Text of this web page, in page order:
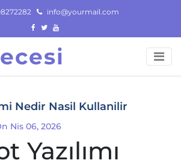
info@yourmail.com
Nedir Nasil Kullanilir
Nis 06, 2026
Yazılımı